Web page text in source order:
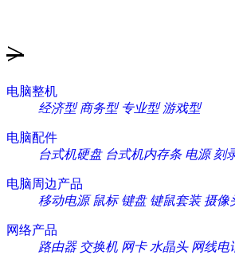
>
电脑整机
经济型 商务型 专业型 游戏型
电脑配件
台式机硬盘 台式机内存条 电源 刻
电脑周边产品
移动电源 鼠标 键盘 键鼠套装 摄像
网络产品
路由器 交换机 网卡 水晶头 网线电